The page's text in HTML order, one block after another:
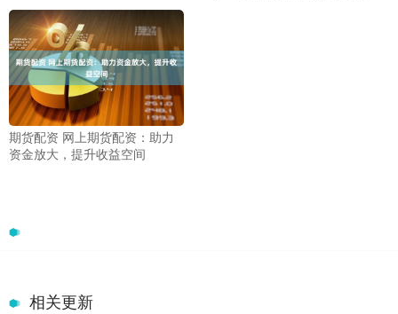
期货配资 网上期货配资：助力
资金放大，提升收益空间
相关更新